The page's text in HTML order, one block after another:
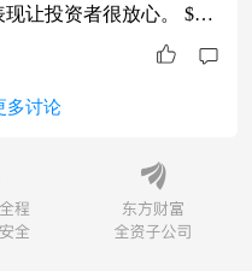
让投资者很放心。 $华
证800证券保险指数(L
多讨论